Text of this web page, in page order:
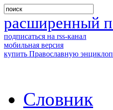
расширенный
подписаться на rss-канал
мобильная версия
купить Православную
Словник